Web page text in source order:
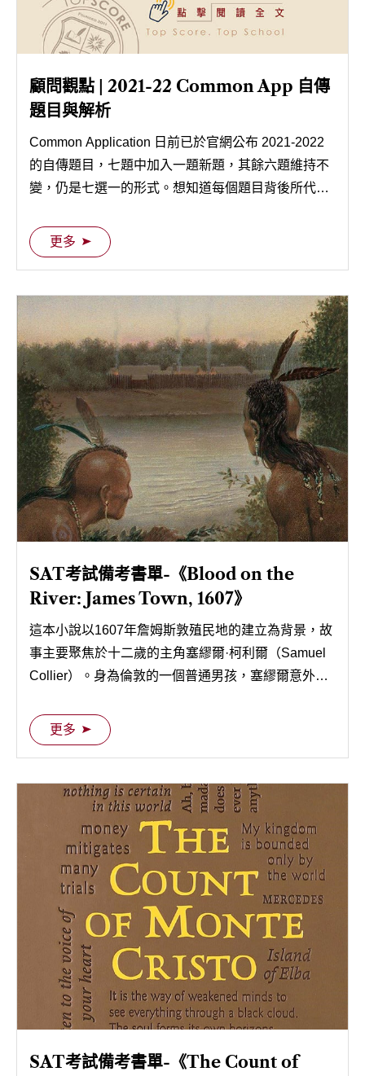
顧問觀點 | 2021-22 Common App 自傳
題目與解析
Common Application 日前已於官網公布 2021-2022
的自傳題目，七題中加入一題新題，其餘六題維持不
變，仍是七選一的形式。想知道每個題目背後所代表
更多
SAT考試備考書單-《Blood on the
River: James Town, 1607》
這本小說以1607年詹姆斯敦殖民地的建立為背景，故
事主要聚焦於十二歲的主角塞繆爾·柯利爾（Samuel
Collier）。身為倫敦的一個普通男孩，塞繆爾意外成
界的遠征。
更多
SAT考試備考書單-《The Count of